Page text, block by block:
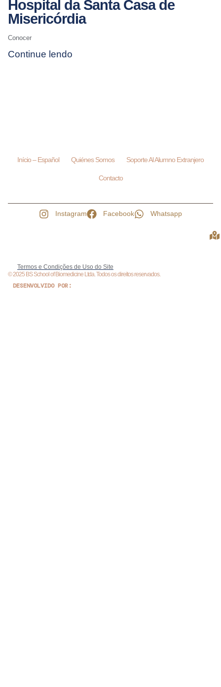
Hospital da Santa Casa de
Misericórdia
Conocer
Continue lendo
Início – Español Quiénes Somos Soporte Al Alumno Extranjero
Contacto
Instagram Facebook Whatsapp
Termos e Condições de Uso do Site
© 2025 BS School of Biomedicine Ltda. Todos os direitos reservados.
DESENVOLVIDO POR: